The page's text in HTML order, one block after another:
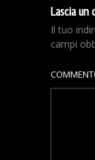
Lascia un
Il tuo
campi